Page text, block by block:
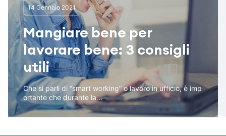
14 Gennaio 2021
Mangiare bene per
lavorare bene: 3 consigli
utili
Che si parli di “smart working” o lavoro in ufficio, è imp
ortante che durante la...